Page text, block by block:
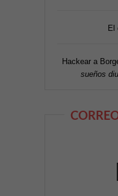
El
Hackear a
sueños